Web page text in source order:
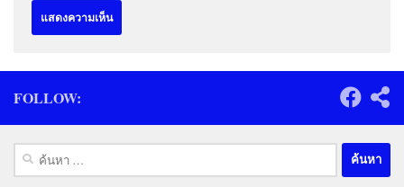
FOLLOW:
ค้นหา
สำหรับ: